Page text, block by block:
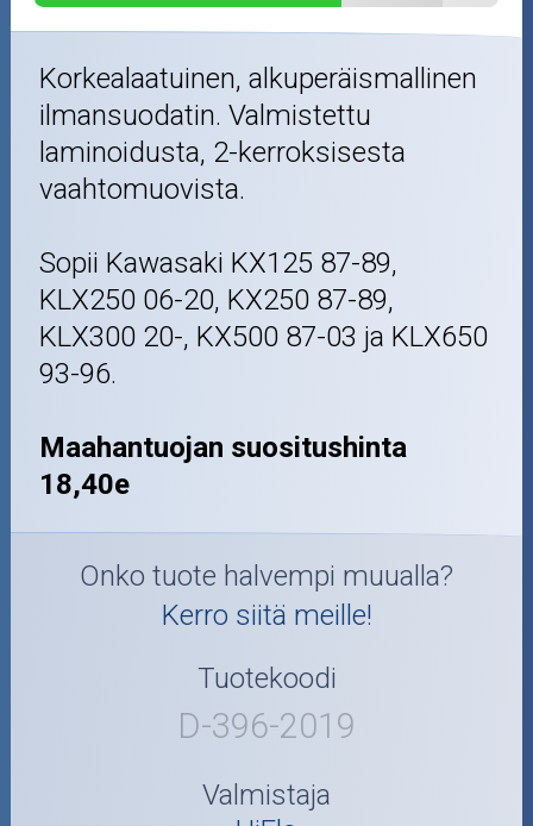
Korkealaatuinen, alkuperäismallinen
ilmansuodatin. Valmistettu
laminoidusta, 2-kerroksisesta
vaahtomuovista.
Sopii Kawasaki KX125 87-89,
KLX250 06-20, KX250 87-89,
KLX300 20-, KX500 87-03 ja KLX650
93-96.
Maahantuojan suositushinta
18,40e
Onko tuote halvempi muualla?
Kerro siitä meille!
Tuotekoodi
D-396-2019
Valmistaja